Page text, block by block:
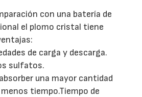
con una batería de
el plomo cristal tiene
de carga y descarga.
sulfatos.
una mayor cantidad
tiempo.Tiempo de